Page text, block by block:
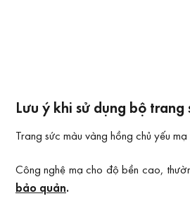
Lưu ý khi sử dụng bộ
Trang sức màu vàng hồng chủ yếu
Công nghệ mạ cho độ bền cao,
bảo quản.